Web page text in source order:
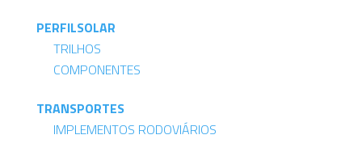
PERFILSOLAR
TRILHOS
COMPONENTES
TRANSPORTES
IMPLEMENTOS RODOVIÁRIOS